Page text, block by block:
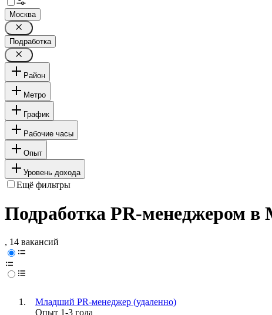
Москва
Подработка
Район
Метро
График
Рабочие часы
Опыт
Уровень дохода
Ещё фильтры
Подработка PR-менеджером в
, 14 вакансий
Младший PR-менеджер (удаленно)
Опыт 1-3 года